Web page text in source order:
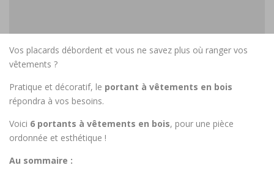
Vos placards débordent et vous ne savez plus où ranger vos
vêtements ?
Pratique et décoratif, le portant à vêtements en bois
répondra à vos besoins.
Voici 6 portants à vêtements en bois, pour une pièce
ordonnée et esthétique !
Au sommaire :